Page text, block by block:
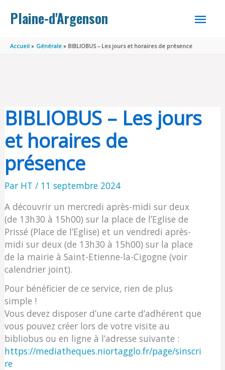
Plaine-d'Argenson
MENU
Accueil Générale BIBLIOBUS – Les jours et horaires de présence
BIBLIOBUS – Les jours
et horaires de
présence
Par HT/ 11 septembre 2024
A découvrir un mercredi après-midi sur deux
(de 13h30 à 15h00) sur la place de l’Eglise de
Prissé (Place de l’Eglise) et un vendredi après-
midi sur deux (de 13h30 à 15h00) sur la place
de la mairie à Saint-Etienne-la-Cigogne (voir
calendrier joint).
Pour bénéficier de ce service, rien de plus
simple !
Vous devez disposer d’une carte d’adhérent que
vous pouvez créer lors de votre visite au
bibliobus ou en ligne à l’adresse suivante :
https://mediatheques.niortagglo.fr/page/sinscri
re